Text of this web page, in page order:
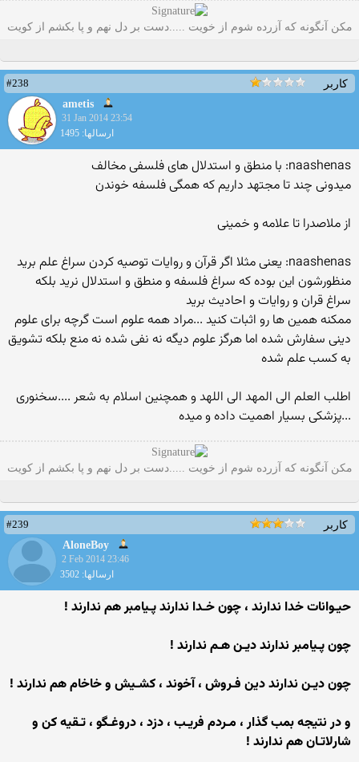
مکن آنگونه که آزرده شوم از خویت .....دست بر دل نهم و پا بکشم از کویت
کاربر
#238
ametis
31 Jan 2014 23:54
ارسالها: 1495
naashenas: با منطق و استدلال های فلسفی مخالف
میدونی چند تا مجتهد داریم که همگی فلسفه خوندن
از ملاصدرا تا علامه و خمینی
naashenas: یعنی مثلا اگر قرآن و روایات توصیه کردن سراغ علم برید
منظورشون این بوده که سراغ فلسفه و منطق و استدلال نرید بلکه
سراغ قران و روایات و احادیث برید
ممکنه همین ها رو اثبات کنید ...مراد همه علوم است گرچه برای علوم
دینی سفارش شده اما هرگز علوم دیگه نه نفی شده نه منع بلکه تشویق
به کسب علم شده
اطلب العلم الی المهد الی اللهد و همچنین اسلام به شعر ....سخنوری
...پزشکی بسیار اهمیت داده و میده
مکن آنگونه که آزرده شوم از خویت .....دست بر دل نهم و پا بکشم از کویت
کاربر
#239
AloneBoy
2 Feb 2014 23:46
ارسالها: 3502
حیـوانات خدا ندارند ، چون خـدا ندارند پـیامبر هم ندارند !
چون پـیامبر ندارند دیـن هـم ندارند !
چون دیـن ندارند دین فـروش ، آخوند ، کشـیش و خاخام هم ندارند !
و در نتیجه بمب گذار ، مـردم فریـب ، دزد ، دروغـگو ، تـقیه کن و
شارلاتـان هم ندارند !